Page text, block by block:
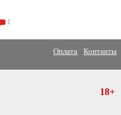
1
Оплата Контакты
18+